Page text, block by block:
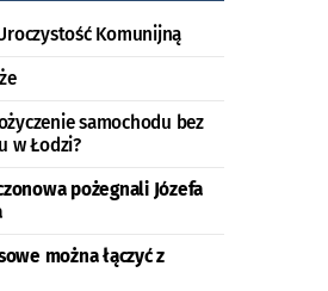
Komunijną
samochodu bez
w Łodzi?
pożegnali Józefa
można łączyć z